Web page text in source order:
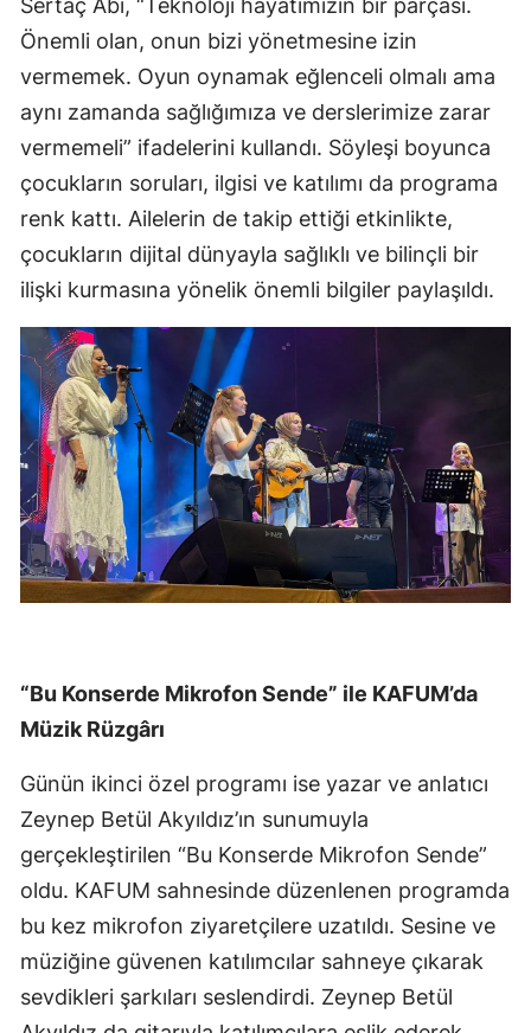
Sertaç Abi, “Teknoloji hayatımızın bir parçası.
Önemli olan, onun bizi yönetmesine izin
vermemek. Oyun oynamak eğlenceli olmalı ama
aynı zamanda sağlığımıza ve derslerimize zarar
vermemeli” ifadelerini kullandı. Söyleşi boyunca
çocukların soruları, ilgisi ve katılımı da programa
renk kattı. Ailelerin de takip ettiği etkinlikte,
çocukların dijital dünyayla sağlıklı ve bilinçli bir
ilişki kurmasına yönelik önemli bilgiler paylaşıldı.
“Bu Konserde Mikrofon Sende” ile KAFUM’da
Müzik Rüzgârı
Günün ikinci özel programı ise yazar ve anlatıcı
Zeynep Betül Akyıldız’ın sunumuyla
gerçekleştirilen “Bu Konserde Mikrofon Sende”
oldu. KAFUM sahnesinde düzenlenen programda
bu kez mikrofon ziyaretçilere uzatıldı. Sesine ve
müziğine güvenen katılımcılar sahneye çıkarak
sevdikleri şarkıları seslendirdi. Zeynep Betül